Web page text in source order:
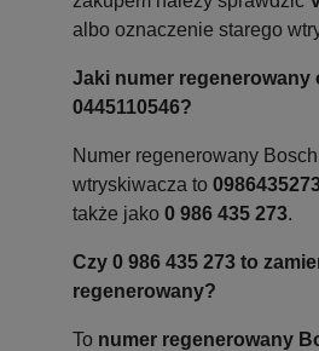
albo oznaczenie starego
Jaki numer regenerowany
0445110546?
Numer regenerowany
wtryskiwacza to
także jako 0 986 435 273.
Czy 0 986 435 273 to
regenerowany?
To numer regenerowany